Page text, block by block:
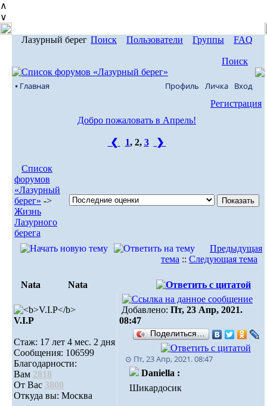
∧
∨
Лазурный берег Поиск Пользователи Группы FAQ
Поиск
⦁ Главная Профиль Личка Вход
Регистрация
Добро пожаловать в Апрель!
❮ 1, 2, 3 ❯
Список
форумов
«Лазурный
берег» ->
Жизнь
Лазурного
берега
Предыдущая
тема :: Следующая тема
Nata Nata
V.I.Р
Стаж: 17 лет 4 мес. 2 дня
Сообщения: 106599
Благодарности:
Вам 2818
От Вас 3800
Откуда вы: Москва
Добавлено: Пт, 23 Апр, 2021.
08:47
Поделиться…
⊙ Пт, 23 Апр, 2021. 08:47
Daniella :
Шикардосик